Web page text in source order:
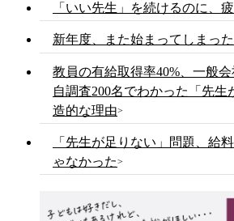
「いい先生」を続けるのに、
新年度、また始まってしまっ
教員の有給取得率40%、一般
自調査200名でわかった「先生
造的な理由
「先生が足りない」問題、給
ゃなかった